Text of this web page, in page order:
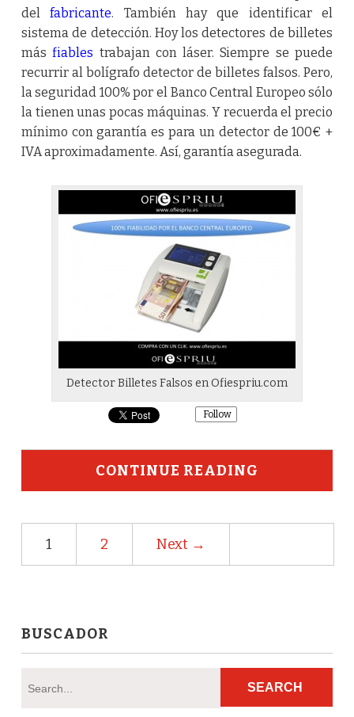
delfabricante. También hay que identificar el
sistema de detección. Hoy los detectores de billetes
másfiables trabajan con láser. Siempre se puede
recurrir al bolígrafo detector de billetes falsos. Pero,
la seguridad 100% por el Banco Central Europeo sólo
la tienen unas pocas máquinas. Y recuerda el precio
mínimo con garantía es para un detector de 100€ +
IVA aproximadamente. Así, garantía asegurada.
Detector Billetes Falsos en Ofiespriu.com
Follow
CONTINUE READING
1 2 Next →
BUSCADOR